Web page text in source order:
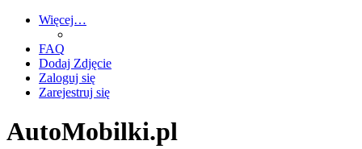
Więcej…
FAQ
Dodaj Zdjęcie
Zaloguj się
Zarejestruj się
AutoMobilki.pl